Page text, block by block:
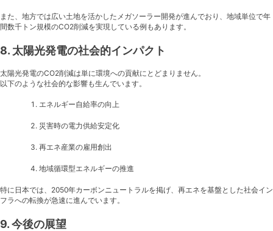
また、地方では広い土地を活かしたメガソーラー開発が進んでおり、地域単位で年
間数千トン規模のCO2削減を実現している例もあります。
8. 太陽光発電の社会的インパクト
太陽光発電のCO2削減は単に環境への貢献にとどまりません。
以下のような社会的な影響も生んでいます。
エネルギー自給率の向上
災害時の電力供給安定化
再エネ産業の雇用創出
地域循環型エネルギーの推進
特に日本では、2050年カーボンニュートラルを掲げ、再エネを基盤とした社会イン
フラへの転換が急速に進んでいます。
9. 今後の展望